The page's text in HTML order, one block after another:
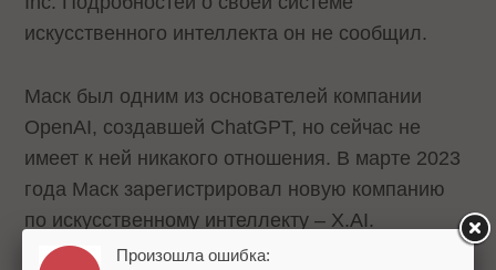
искусственного интеллекта он не сообщил.
Маск был одним из основателей компании
OpenAI, создавшей ChatGPT, но сейчас не
имеет к ней никакого отношения. В марте 2023
года Маск зарегистрировал новую компанию
по искусственному интеллекту – X.AI.
Произошла ошибка: